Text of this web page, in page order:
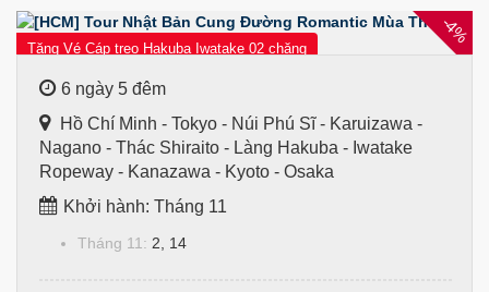
-4%
Tặng Vé Cáp treo Hakuba Iwatake 02 chặng
6 ngày 5 đêm
Hồ Chí Minh - Tokyo - Núi Phú Sĩ - Karuizawa -
Nagano - Thác Shiraito - Làng Hakuba - Iwatake
Ropeway - Kanazawa - Kyoto - Osaka
Khởi hành: Tháng 11
Tháng 11: 2, 14